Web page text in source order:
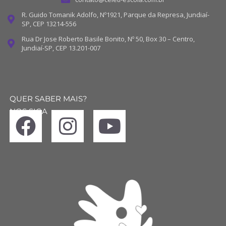
R. Guido Tomanik Adolfo, Nº1921, Parque da Represa, Jundiaí-
SP, CEP 13214-556
Rua Dr Jose Roberto Basile Bonito, Nº 50, Box 30 – Centro,
Jundiaí-SP, CEP 13.201-007
QUER SABER MAIS?
NOS SIGA